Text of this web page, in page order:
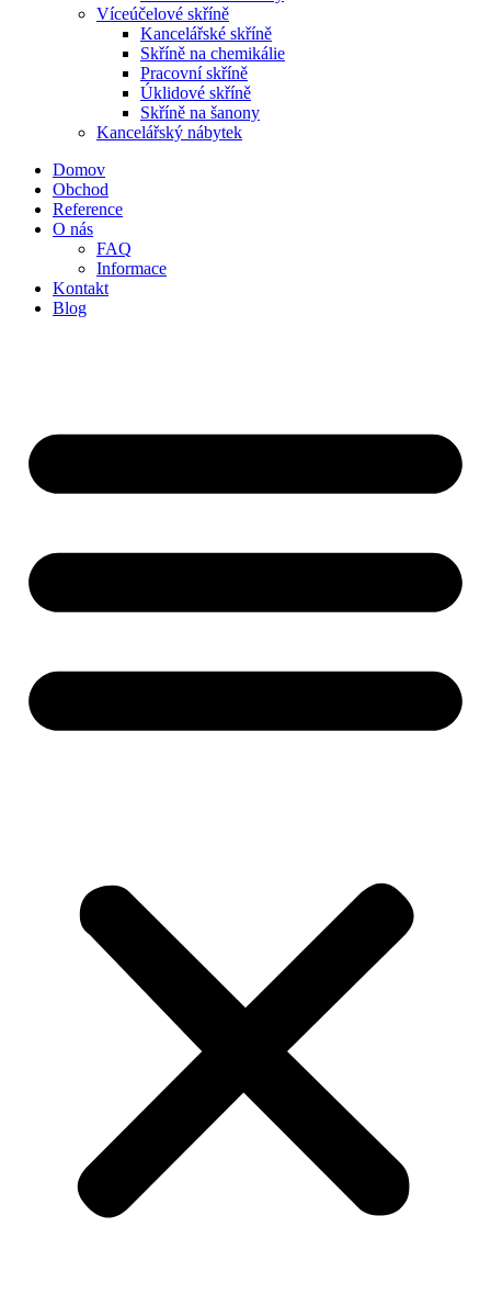
Víceúčelové skříně
Kancelářské skříně
Skříně na chemikálie
Pracovní skříně
Úklidové skříně
Skříně na šanony
Kancelářský nábytek
Domov
Obchod
Reference
O nás
FAQ
Informace
Kontakt
Blog